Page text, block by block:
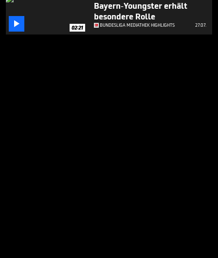
 02:21
Bayern-Youngster erhält
besondere Rolle
BUNDESLIGA MEDIATHEK HIGHLIGHTS 27.07.